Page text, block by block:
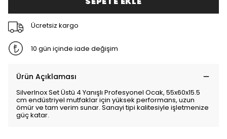
Ücretsiz kargo
10 gün içinde iade değişim
Ürün Açıklaması
SilverInox Set Üstü 4 Yanışlı Profesyonel Ocak, 55x60x15.5
cm endüstriyel mutfaklar için yüksek performans, uzun
ömür ve tam verim sunar. Sanayi tipi kalitesiyle işletmenize
güç katar.